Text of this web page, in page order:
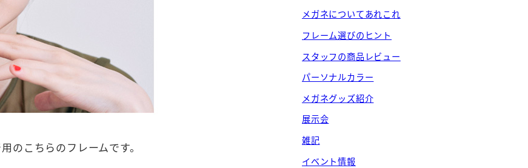
のこちらのフレームです。
メガネについてあれこれ
フレーム選びのヒント
スタッフの商品レビュー
パーソナルカラー
メガネグッズ紹介
展示会
雑記
イベント情報